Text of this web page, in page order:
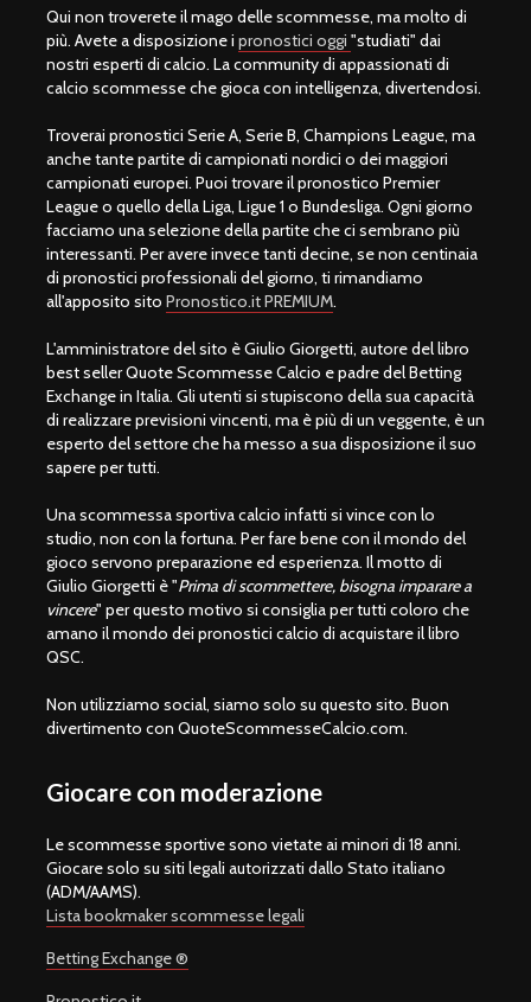
Qui non troverete il mago delle scommesse, ma molto di
più. Avete a disposizione i pronostici oggi "studiati" dai
nostri esperti di calcio. La community di appassionati di
calcio scommesse che gioca con intelligenza, divertendosi.
Troverai pronostici Serie A, Serie B, Champions League, ma
anche tante partite di campionati nordici o dei maggiori
campionati europei. Puoi trovare il pronostico Premier
League o quello della Liga, Ligue 1 o Bundesliga. Ogni giorno
facciamo una selezione della partite che ci sembrano più
interessanti. Per avere invece tanti decine, se non centinaia
di pronostici professionali del giorno, ti rimandiamo
all'apposito sito Pronostico.it PREMIUM.
L'amministratore del sito è Giulio Giorgetti, autore del libro
best seller Quote Scommesse Calcio e padre del Betting
Exchange in Italia. Gli utenti si stupiscono della sua capacità
di realizzare previsioni vincenti, ma è più di un veggente, è un
esperto del settore che ha messo a sua disposizione il suo
sapere per tutti.
Una scommessa sportiva calcio infatti si vince con lo
studio, non con la fortuna. Per fare bene con il mondo del
gioco servono preparazione ed esperienza. Il motto di
Giulio Giorgetti è "Prima di scommettere, bisogna imparare a
vincere" per questo motivo si consiglia per tutti coloro che
amano il mondo dei pronostici calcio di acquistare il libro
QSC.
Non utilizziamo social, siamo solo su questo sito. Buon
divertimento con QuoteScommesseCalcio.com.
Giocare con moderazione
Le scommesse sportive sono vietate ai minori di 18 anni.
Giocare solo su siti legali autorizzati dallo Stato italiano
(ADM/AAMS).
Lista bookmaker scommesse legali
Betting Exchange ®